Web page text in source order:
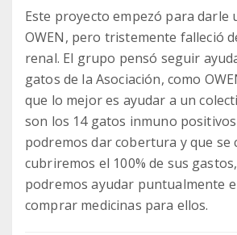
Este proyecto empezó para darle
OWEN, pero tristemente falleció
renal. El grupo pensó seguir
gatos de la Asociación, como
que lo mejor es ayudar a un
son los 14 gatos inmuno
podremos dar cobertura y que se
cubriremos el 100% de sus
podremos ayudar puntualmente
comprar medicinas para ellos.